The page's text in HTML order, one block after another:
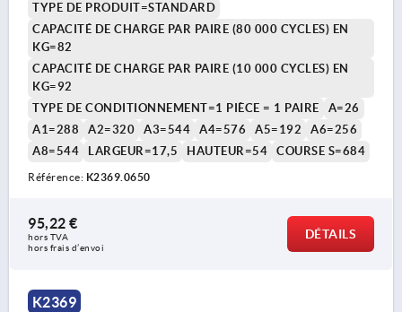
TYPE DE PRODUIT=STANDARD
CAPACITÉ DE CHARGE PAR PAIRE (80 000 CYCLES) EN
KG=82
CAPACITÉ DE CHARGE PAR PAIRE (10 000 CYCLES) EN
KG=92
TYPE DE CONDITIONNEMENT=1 PIÈCE = 1 PAIRE
A=26
A1=288
A2=320 A3=544 A4=576 A5=192
A6=256
A8=544
LARGEUR=17,5 HAUTEUR=54 COURSE S=684
Référence: K2369.0650
95,22 €
hors TVA
hors frais d’envoi
DÉTAILS
K2369